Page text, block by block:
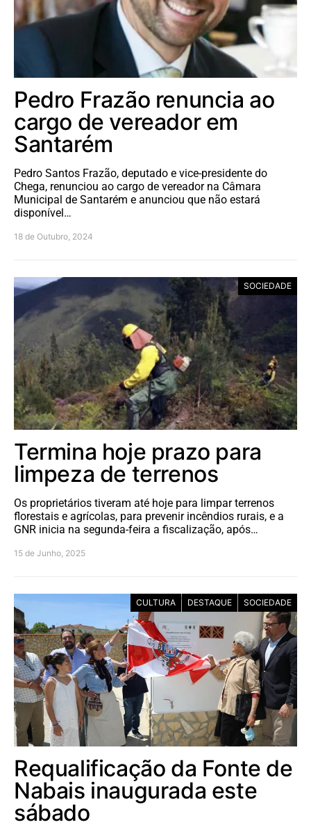
Pedro Frazão renuncia ao
cargo de vereador em
Santarém
Pedro Santos Frazão, deputado e vice-presidente do
Chega, renunciou ao cargo de vereador na Câmara
Municipal de Santarém e anunciou que não estará
disponível…
18 de Outubro, 2024
SOCIEDADE
Termina hoje prazo para
limpeza de terrenos
Os proprietários tiveram até hoje para limpar terrenos
florestais e agrícolas, para prevenir incêndios rurais, e a
GNR inicia na segunda-feira a fiscalização, após…
15 de Junho, 2025
CULTURA DESTAQUE SOCIEDADE
Requalificação da Fonte de
Nabais inaugurada este
sábado